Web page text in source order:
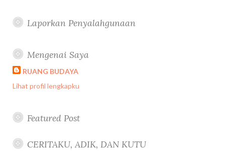
Laporkan Penyalahgunaan
Mengenai Saya
RUANG BUDAYA
Lihat profil lengkapku
Featured Post
CERITAKU, ADIK, DAN KUTU